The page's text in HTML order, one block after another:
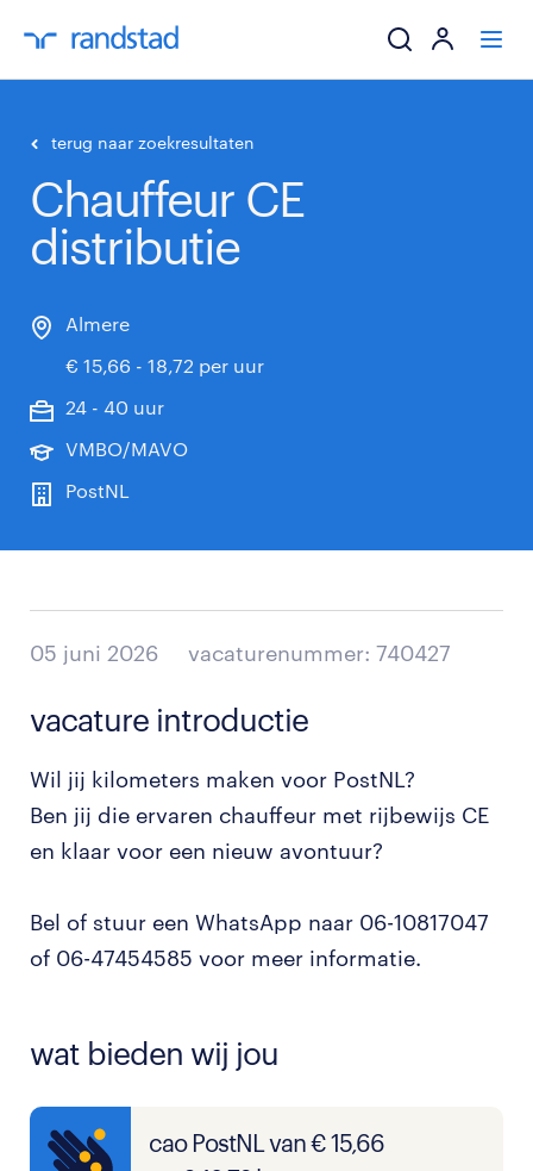
terug naar zoekresultaten
Chauffeur CE
distributie
Almere
€ 15,66 - 18,72 per uur
24 - 40 uur
VMBO/MAVO
PostNL
05 juni 2026 vacaturenummer: 740427
vacature introductie
Wil jij kilometers maken voor PostNL?
Ben jij die ervaren chauffeur met rijbewijs CE
en klaar voor een nieuw avontuur?
Bel of stuur een WhatsApp naar 06-10817047
of 06-47454585 voor meer informatie.
wat bieden wij jou
cao PostNL van € 15,66